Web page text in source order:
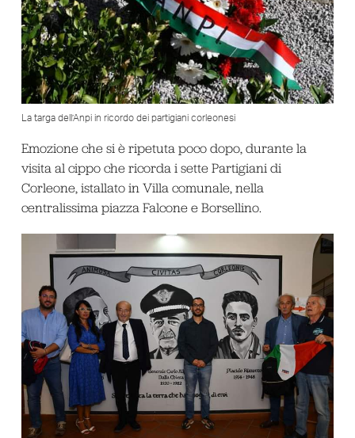
La targa dell’Anpi in ricordo dei partigiani corleonesi
Emozione che si è ripetuta poco dopo, durante la
visita al cippo che ricorda i sette Partigiani di
Corleone, istallato in Villa comunale, nella
centralissima piazza Falcone e Borsellino.